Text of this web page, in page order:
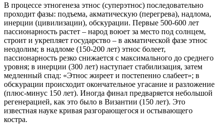
В процессе этногенеза этнос (суперэтнос) последовательно
проходит фазы: подъема, акматическую (перегрева), надлома,
инерции (цивилизации), обскурации. Первые 500-600 лет
пассионарность растет – народ воюет за место под солнцем,
строит и укрепляет государство – в акматической фазе этнос
неодолим; в надломе (150-200 лет) этнос болеет,
пассионарность резко снижается с максимального до среднего
уровня; в инерции (300 лет) наступает стабилизация, затем
медленный спад: «Этнос жиреет и постепенно слабеет»; в
обскурации происходит окончательное угасание и разложение
(плюс-минус 150 лет). Иногда финал предваряется небольшой
регенерацией, как это было в Византии (150 лет). Это
известная науке кривая разгорающегося и остывающего
костра.